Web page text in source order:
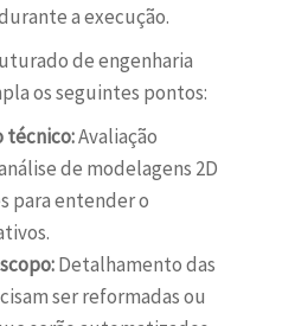
a execução.
de engenharia
os seguintes pontos:
técnico:Avaliação
de modelagens 2D
para entender o
Detalhamento das
ser reformadas ou